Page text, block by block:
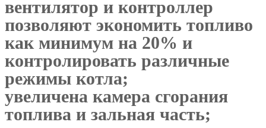
вентилятор и контроллер
позволяют экономить топливо
как минимум на 20% и
контролировать различные
режимы котла;
увеличена камера сгорания
топлива и зальная часть;